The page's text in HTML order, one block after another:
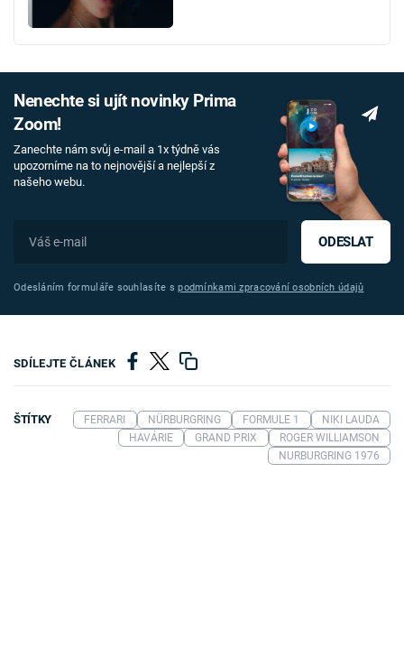
Nenechte si ujít novinky Prima
Zoom!
Zanechte nám svůj e-mail a 1x týdně vás
upozorníme na to nejnovější a nejlepší z
našeho webu.
ODESLAT
Odesláním formuláře souhlasíte spodmínkami zpracování osobních údajů
SDÍLEJTE ČLÁNEK
ŠTÍTKY FERRARI NÜRBURGRING FORMULE 1
NIKI LAUDA
HAVÁRIE
GRAND PRIX
ROGER WILLIAMSON
NURBURGRING 1976